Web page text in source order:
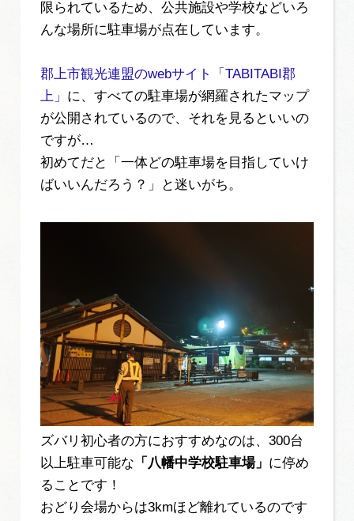
限られているため、公共施設や学校などいろ
んな場所に駐車場が点在しています。
郡上市観光連盟のwebサイト「TABITABI郡
上」 に、すべての駐車場が網羅されたマップ
が公開されているので、それを見るといいの
ですが…
初めてだと「一体どの駐車場を目指していけ
ばいいんだろう？」と迷いがち。
ズバリ初心者の方におすすめなのは、300台
以上駐車可能な 「八幡中学校駐車場」 に停め
ることです！
おどり会場からは3kmほど離れているのです